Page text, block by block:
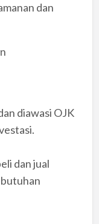
dan
diawasi OJK
dan jual